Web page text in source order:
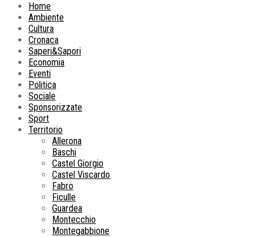
Home
Ambiente
Cultura
Cronaca
Saperi&Sapori
Economia
Eventi
Politica
Sociale
Sponsorizzate
Sport
Territorio
Allerona
Baschi
Castel Giorgio
Castel Viscardo
Fabro
Ficulle
Guardea
Montecchio
Montegabbione